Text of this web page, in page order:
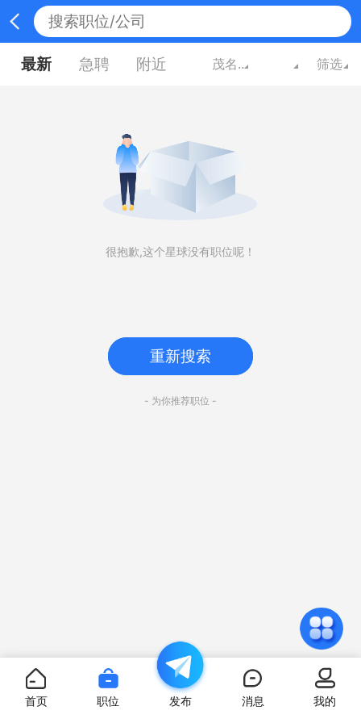
最新 急聘 附近 茂名广东 筛选
很抱歉,这个星球没有职位呢！
重新搜索
- 为你推荐职位 -
首页 职位 发布 消息 我的